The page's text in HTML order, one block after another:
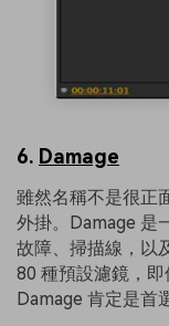
6. Damage
雖然名稱不是很正
外掛。Damage 是
故障、掃描線，以
80 種預設濾鏡，即
Damage 肯定是首